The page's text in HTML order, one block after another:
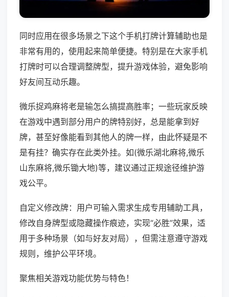
同时应用在很多场景之下这个手机打牌计算辅助也是
非常有用的，使用起来简单便捷。特别是在大家手机
打牌时可以合理调整牌型，提升游戏体验，避免影响
好友间互动乐趣。
微乐捉鸡麻将老是输怎么搞提高胜率；一些玩家反映
在游戏中遇到部分用户的牌特别好，总是能拿到好
牌，甚至好像能看到其他人的牌一样，由此怀疑是不
是有挂？确实存在此类外挂。如(微乐湖北麻将,微乐
山东麻将,微乐锄大地)等，建议通过正规途径维护游
戏公平。
自定义修改牌：用户可输入需求生成专用辅助工具，
修改自身牌型或隐藏操作痕迹，实现“必胜”效果，适
用于多种场景（如与好友对局），但需注意遵守游戏
规则，维护公平环境。
聚焦相关游戏功能优势与特色！